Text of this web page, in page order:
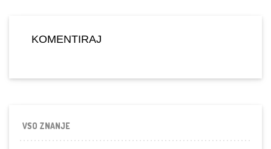
KOMENTIRAJ
VSO ZNANJE